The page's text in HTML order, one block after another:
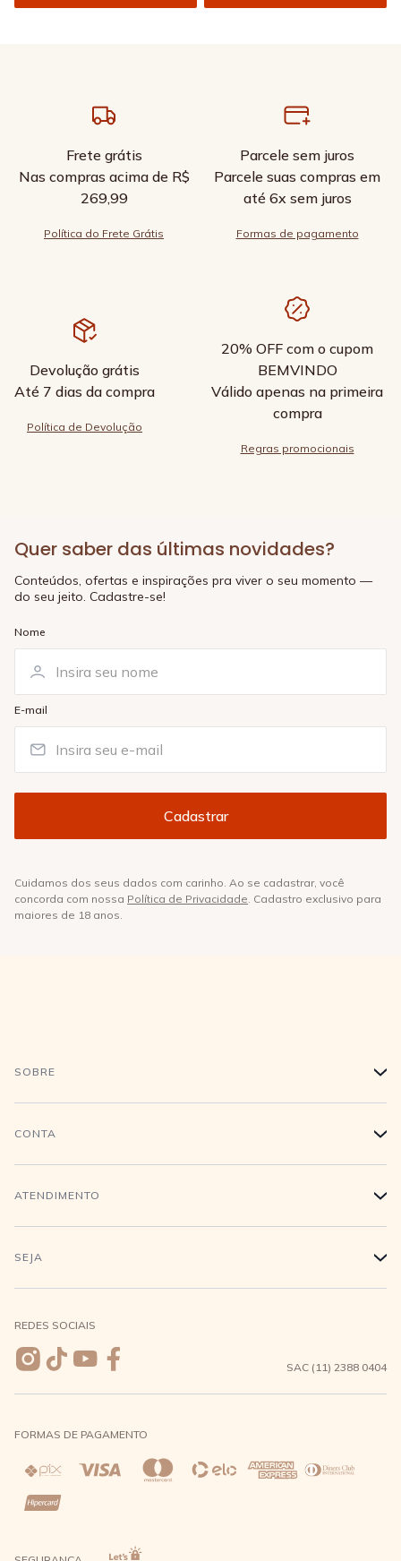
Frete grátis
Nas compras acima de R$
269,99
Política do Frete Grátis
Parcele sem juros
Parcele suas compras em
até 6x sem juros
Formas de pagamento
Devolução grátis
Até 7 dias da compra
Política de Devolução
20% OFF com o cupom
BEMVINDO
Válido apenas na primeira
compra
Regras promocionais
Quer saber das últimas novidades?
Conteúdos, ofertas e inspirações pra viver o seu momento —
do seu jeito. Cadastre-se!
Nome
E-mail
Cuidamos dos seus dados com carinho. Ao se cadastrar, você
concorda com nossa Política de Privacidade. Cadastro exclusivo para
maiores de 18 anos.
SOBRE +
História
Conecte-se
CONTA +
Login
Meus pedidos
Wishlist
ATENDIMENTO +
Compra Segura
Entrega e Frete
Trocas e Devoluções
Direito de Arrependimento
Política de Privacidade
SEJA +
REDES SOCIAIS
SAC (11) 2388 0404
FORMAS DE PAGAMENTO